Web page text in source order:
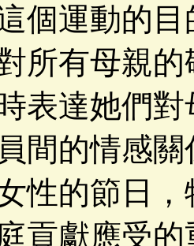
個運動的
所有母親
表達她們
間的情感
性的節日
貢獻應受